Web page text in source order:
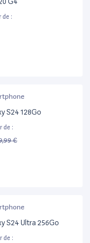
de :
S24 128Go
de :
€
S24 Ultra 256Go
de :